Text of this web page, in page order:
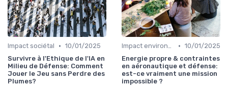
Impact sociétal • 10/01/2025
Survivre à l'Ethique de l'IA en
Milieu de Défense: Comment
Jouer le Jeu sans Perdre des
Plumes?
Impact environnemental • 10/01/2025
Energie propre & contraintes
en aéronautique et défense:
est-ce vraiment une mission
impossible ?